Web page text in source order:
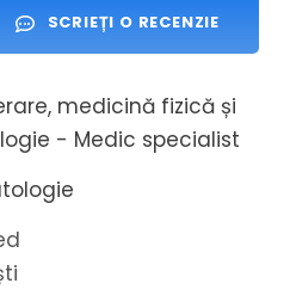
SCRIEȚI O RECENZIE
medicină fizică și
- Medic specialist